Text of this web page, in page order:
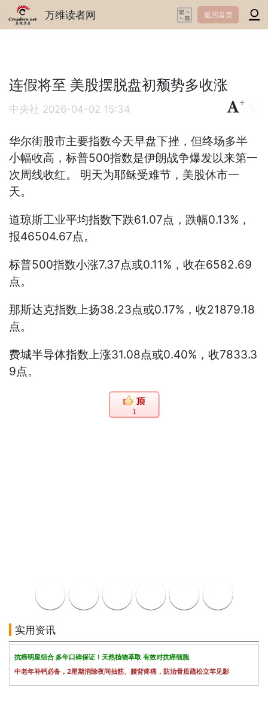
万维读者网 返回首页
连假将至 美股摆脱盘初颓势多收涨
中央社 2026-04-02 15:34
+
华尔街股市主要指数今天早盘下挫，但终场多半
小幅收高，标普500指数是伊朗战争爆发以来第一
次周线收红。 明天为耶稣受难节，美股休市一
天。
道琼斯工业平均指数下跌61.07点，跌幅0.13%，
报46504.67点。
标普500指数小涨7.37点或0.11%，收在6582.69
点。
那斯达克指数上扬38.23点或0.17%，收21879.18
点。
费城半导体指数上涨31.08点或0.40%，收7833.3
9点。
1
实用资讯
抗癌明星组合 多年口碑保证！天然植物萃取 有效对抗癌细胞
中老年补钙必备，2星期消除夜间抽筋、腰背疼痛，防治骨质疏松立竿见影